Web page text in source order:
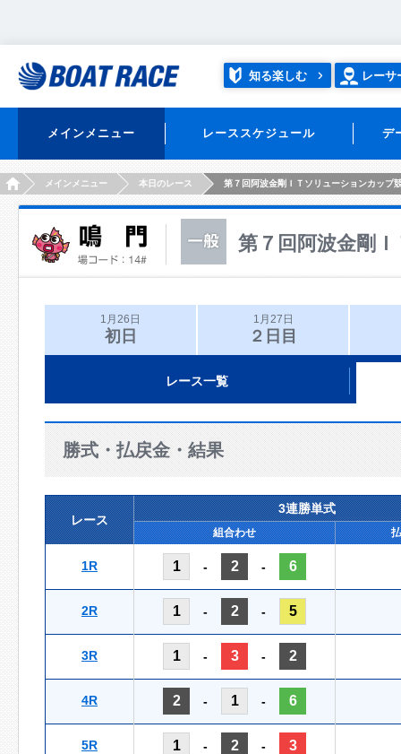
知る楽しむ レーサ
メインメニュー レーススケジュール デ
HOMEメインメニュー 本日のレース 第７回阿波金剛ＩＴソリューションカップ
第７回阿波金剛
1月26日
初日
1月27日
２日目
レース一覧
勝式・払戻金・結果
レース
3連勝単式
組合わせ
1R 1 - 2 - 6
2R 1 - 2 - 5
3R 1 - 3 - 2
4R 2 - 1 - 6
5R 1 - 2 - 3